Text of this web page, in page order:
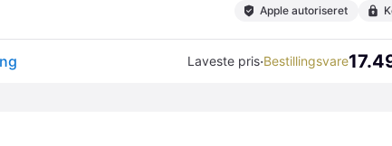
Apple autoriseret
Laveste pris·Bestillingsvare